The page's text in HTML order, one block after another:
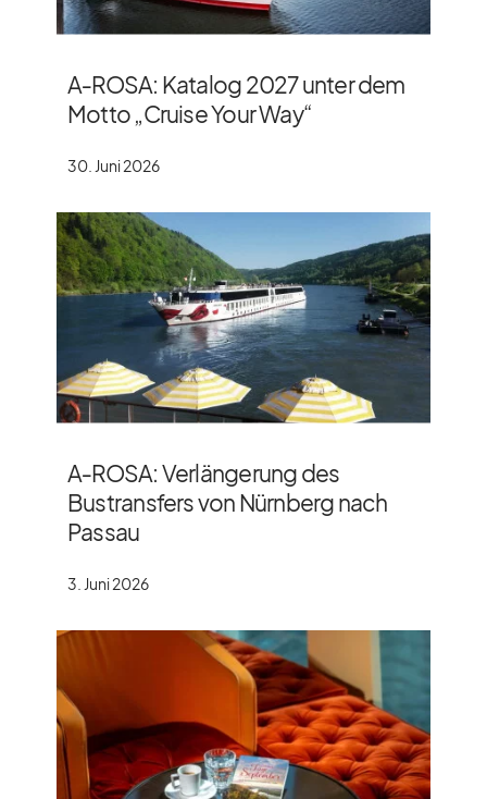
A‑ROSA: Katalog 2027 unter dem
Motto „Cruise Your Way“
30. Juni 2026
A‑ROSA: Verlängerung des
Bustransfers von Nürnberg nach
Passau
3. Juni 2026